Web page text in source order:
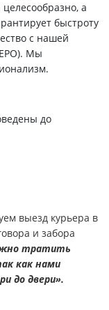
а
быстроту
с нашей
Мы
до
выезд курьера в
и забора
тратить
как нами
до двери».